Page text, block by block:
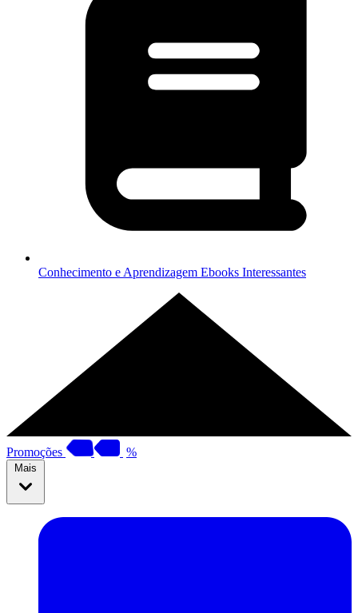
Conhecimento e Aprendizagem Ebooks Interessantes
Promoções %
Mais